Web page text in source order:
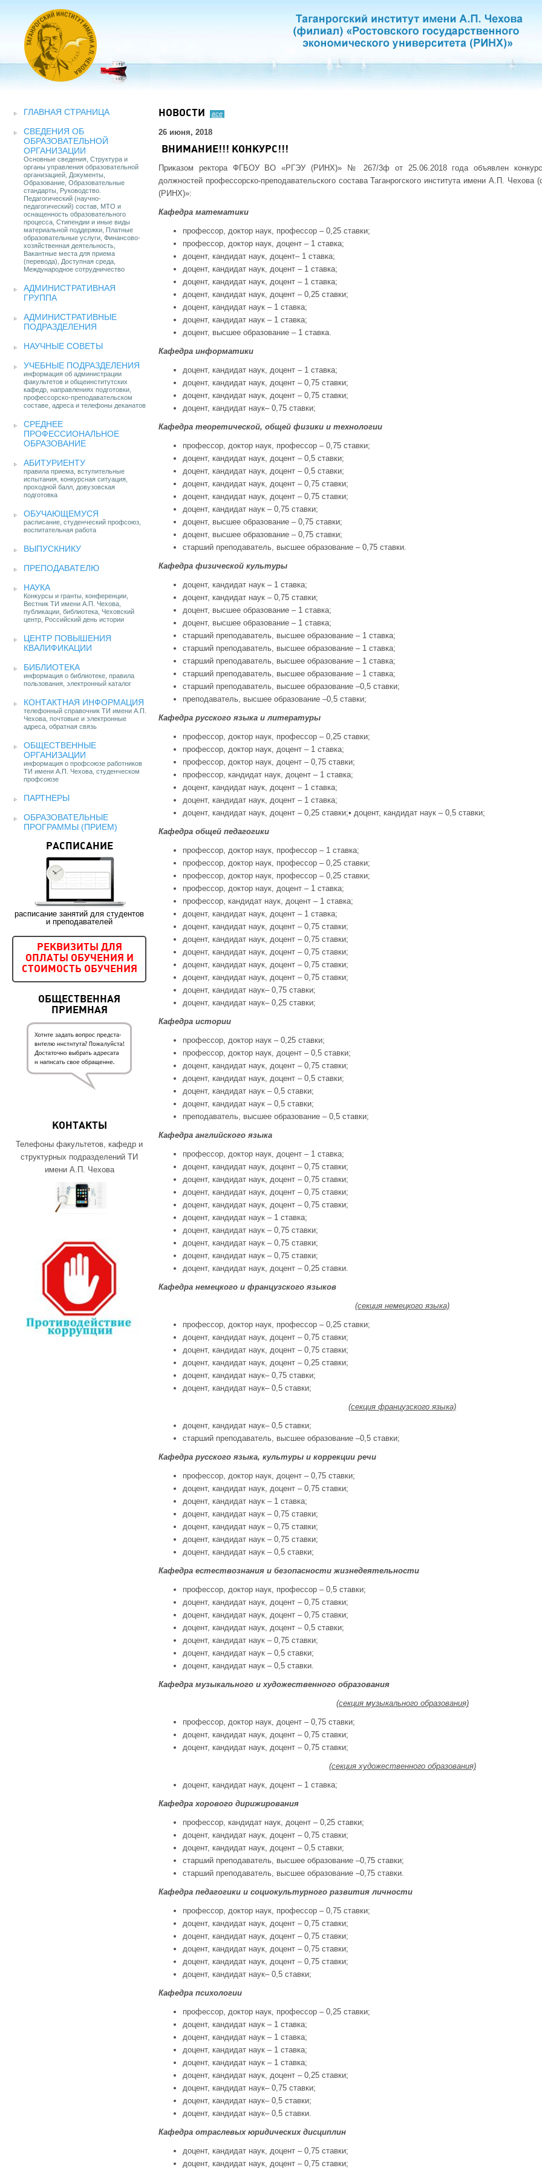
ГЛАВНАЯ СТРАНИЦА
СВЕДЕНИЯ ОБ
ОБРАЗОВАТЕЛЬНОЙ
ОРГАНИЗАЦИИ
Основные сведения, Структура и
органы управления образовательной
организацией, Документы,
Образование, Образовательные
стандарты, Руководство.
Педагогический (научно-
педагогический) состав, МТО и
оснащенность образовательного
процесса, Стипендии и иные виды
материальной поддержки, Платные
образовательные услуги, Финансово-
хозяйственная деятельность,
Вакантные места для приема
(перевода), Доступная среда,
Международное сотрудничество
АДМИНИСТРАТИВНАЯ
ГРУППА
АДМИНИСТРАТИВНЫЕ
ПОДРАЗДЕЛЕНИЯ
НАУЧНЫЕ СОВЕТЫ
УЧЕБНЫЕ ПОДРАЗДЕЛЕНИЯ
информация об администрации
факультетов и общеинститутских
кафедр, направлениях подготовки,
профессорско-преподавательском
составе, адреса и телефоны деканатов
СРЕДНЕЕ
ПРОФЕССИОНАЛЬНОЕ
ОБРАЗОВАНИЕ
АБИТУРИЕНТУ
правила приема, вступительные
испытания, конкурсная ситуация,
проходной балл, довузовская
подготовка
ОБУЧАЮЩЕМУСЯ
расписание, студенческий профсоюз,
воспитательная работа
ВЫПУСКНИКУ
ПРЕПОДАВАТЕЛЮ
НАУКА
Конкурсы и гранты, конференции,
Вестник ТИ имени А.П. Чехова,
публикации, библиотека, Чеховский
центр, Российский день истории
ЦЕНТР ПОВЫШЕНИЯ
КВАЛИФИКАЦИИ
БИБЛИОТЕКА
информация о библиотеке, правила
пользования, электронный каталог
КОНТАКТНАЯ ИНФОРМАЦИЯ
телефонный справочник ТИ имени А.П.
Чехова, почтовые и электронные
адреса, обратная связь
ОБЩЕСТВЕННЫЕ
ОРГАНИЗАЦИИ
информация о профсоюзе работников
ТИ имени А.П. Чехова, студенческом
профсоюзе
ПАРТНЕРЫ
ОБРАЗОВАТЕЛЬНЫЕ
ПРОГРАММЫ (ПРИЕМ)
РАСПИСАНИЕ
расписание занятий для студентов
и преподавателей
РЕКВИЗИТЫ ДЛЯ
ОПЛАТЫ ОБУЧЕНИЯ И
СТОИМОСТЬ ОБУЧЕНИЯ
ОБЩЕСТВЕННАЯ
ПРИЕМНАЯ
КОНТАКТЫ
Телефоны факультетов, кафедр и
структурных подразделений ТИ
имени А.П. Чехова
НОВОСТИ все
26 июня, 2018
ВНИМАНИЕ!!! КОНКУРС!!!
Приказом ректора ФГБОУ ВО «РГЭУ (РИНХ)» № 267/3ф от 25.06.2018 года объявлен конкурс
должностей профессорско-преподавательского состава Таганрогского института имени А.П.
(РИНХ)»:
Кафедра математики
профессор, доктор наук, профессор – 0,25 ставки;
профессор, доктор наук, доцент – 1 ставка;
доцент, кандидат наук, доцент– 1 ставка;
доцент, кандидат наук, доцент – 1 ставка;
доцент, кандидат наук, доцент – 1 ставка;
доцент, кандидат наук, доцент – 0,25 ставки;
доцент, кандидат наук – 1 ставка;
доцент, кандидат наук – 1 ставка;
доцент, высшее образование – 1 ставка.
Кафедра информатики
доцент, кандидат наук, доцент – 1 ставка;
доцент, кандидат наук, доцент – 0,75 ставки;
доцент, кандидат наук, доцент – 0,75 ставки;
доцент, кандидат наук– 0,75 ставки;
Кафедра теоретической, общей физики и технологии
профессор, доктор наук, профессор – 0,75 ставки;
доцент, кандидат наук, доцент – 0,5 ставки;
доцент, кандидат наук, доцент – 0,5 ставки;
доцент, кандидат наук, доцент – 0,75 ставки;
доцент, кандидат наук, доцент – 0,75 ставки;
доцент, кандидат наук – 0,75 ставки;
доцент, высшее образование – 0,75 ставки;
доцент, высшее образование – 0,75 ставки;
старший преподаватель, высшее образование – 0,75 ставки.
Кафедра физической культуры
доцент, кандидат наук – 1 ставка;
доцент, кандидат наук – 0,75 ставки;
доцент, высшее образование – 1 ставка;
доцент, высшее образование – 1 ставка;
старший преподаватель, высшее образование – 1 ставка;
старший преподаватель, высшее образование – 1 ставка;
старший преподаватель, высшее образование – 1 ставка;
старший преподаватель, высшее образование – 1 ставка;
старший преподаватель, высшее образование –0,5 ставки;
преподаватель, высшее образование –0,5 ставки;
Кафедра русского языка и литературы
профессор, доктор наук, профессор – 0,25 ставки;
профессор, доктор наук, доцент – 1 ставка;
профессор, доктор наук, доцент – 0,75 ставки;
профессор, кандидат наук, доцент – 1 ставка;
доцент, кандидат наук, доцент – 1 ставка;
доцент, кандидат наук, доцент – 1 ставка;
доцент, кандидат наук, доцент – 0,25 ставки;• доцент, кандидат наук – 0,5 ставки;
Кафедра общей педагогики
профессор, доктор наук, профессор – 1 ставка;
профессор, доктор наук, профессор – 0,25 ставки;
профессор, доктор наук, профессор – 0,25 ставки;
профессор, доктор наук, доцент – 1 ставка;
профессор, кандидат наук, доцент – 1 ставка;
доцент, кандидат наук, доцент – 1 ставка;
доцент, кандидат наук, доцент – 0,75 ставки;
доцент, кандидат наук, доцент – 0,75 ставки;
доцент, кандидат наук, доцент – 0,75 ставки;
доцент, кандидат наук, доцент – 0,75 ставки;
доцент, кандидат наук, доцент – 0,75 ставки;
доцент, кандидат наук– 0,75 ставки;
доцент, кандидат наук– 0,25 ставки;
Кафедра истории
профессор, доктор наук – 0,25 ставки;
профессор, доктор наук, доцент – 0,5 ставки;
доцент, кандидат наук, доцент – 0,75 ставки;
доцент, кандидат наук, доцент – 0,5 ставки;
доцент, кандидат наук – 0,5 ставки;
доцент, кандидат наук – 0,5 ставки;
преподаватель, высшее образование – 0,5 ставки;
Кафедра английского языка
профессор, доктор наук, доцент – 1 ставка;
доцент, кандидат наук, доцент – 0,75 ставки;
доцент, кандидат наук, доцент – 0,75 ставки;
доцент, кандидат наук, доцент – 0,75 ставки;
доцент, кандидат наук, доцент – 0,75 ставки;
доцент, кандидат наук – 1 ставка;
доцент, кандидат наук – 0,75 ставки;
доцент, кандидат наук – 0,75 ставки;
доцент, кандидат наук – 0,75 ставки;
доцент, кандидат наук, доцент – 0,25 ставки.
Кафедра немецкого и французского языков
(секция немецкого языка)
профессор, доктор наук, профессор – 0,25 ставки;
доцент, кандидат наук, доцент – 0,75 ставки;
доцент, кандидат наук, доцент – 0,75 ставки;
доцент, кандидат наук, доцент – 0,25 ставки;
доцент, кандидат наук– 0,75 ставки;
доцент, кандидат наук– 0,5 ставки;
(секция французского языка)
доцент, кандидат наук– 0,5 ставки;
старший преподаватель, высшее образование –0,5 ставки;
Кафедра русского языка, культуры и коррекции речи
профессор, доктор наук, доцент – 0,75 ставки;
доцент, кандидат наук, доцент – 0,75 ставки;
доцент, кандидат наук – 1 ставка;
доцент, кандидат наук – 0,75 ставки;
доцент, кандидат наук – 0,75 ставки;
доцент, кандидат наук – 0,75 ставки;
доцент, кандидат наук – 0,5 ставки;
Кафедра естествознания и безопасности жизнедеятельности
профессор, доктор наук, профессор – 0,5 ставки;
доцент, кандидат наук, доцент – 0,75 ставки;
доцент, кандидат наук, доцент – 0,75 ставки;
доцент, кандидат наук, доцент – 0,5 ставки;
доцент, кандидат наук – 0,75 ставки;
доцент, кандидат наук – 0,5 ставки;
доцент, кандидат наук – 0,5 ставки.
Кафедра музыкального и художественного образования
(секция музыкального образования)
профессор, доктор наук, доцент – 0,75 ставки;
доцент, кандидат наук, доцент – 0,75 ставки;
доцент, кандидат наук, доцент – 0,75 ставки;
(секция художественного образования)
доцент, кандидат наук, доцент – 1 ставка;
Кафедра хорового дирижирования
профессор, кандидат наук, доцент – 0,25 ставки;
доцент, кандидат наук, доцент – 0,75 ставки;
доцент, кандидат наук, доцент – 0,5 ставки;
старший преподаватель, высшее образование –0,75 ставки;
старший преподаватель, высшее образование –0,75 ставки.
Кафедра педагогики и социокультурного развития личности
профессор, доктор наук, профессор – 0,75 ставки;
доцент, кандидат наук, доцент – 0,75 ставки;
доцент, кандидат наук, доцент – 0,75 ставки;
доцент, кандидат наук, доцент – 0,75 ставки;
доцент, кандидат наук, доцент – 0,75 ставки;
доцент, кандидат наук– 0,5 ставки;
Кафедра психологии
профессор, доктор наук, профессор – 0,25 ставки;
доцент, кандидат наук – 1 ставка;
доцент, кандидат наук – 1 ставка;
доцент, кандидат наук – 1 ставка;
доцент, кандидат наук – 1 ставка;
доцент, кандидат наук, доцент – 0,25 ставки;
доцент, кандидат наук– 0,75 ставки;
доцент, кандидат наук– 0,5 ставки;
доцент, кандидат наук– 0,5 ставки.
Кафедра отраслевых юридических дисциплин
доцент, кандидат наук, доцент – 0,75 ставки;
доцент, кандидат наук, доцент – 0,75 ставки;